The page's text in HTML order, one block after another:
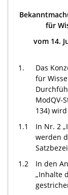
für
vom 14.
1.
Das
für
ModQV-
134)
1.1
In Nr. 2
werden
1.2
In den
„Inhalte